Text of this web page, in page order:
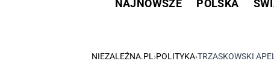
NAJNOWSZE POLSKA
NIEZALEŻNA.PL ›POLITYKA›TRZASKOWSKI